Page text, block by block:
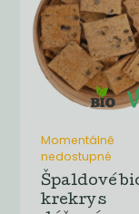
Momentálně
nedostupné
Špaldové
krekry s